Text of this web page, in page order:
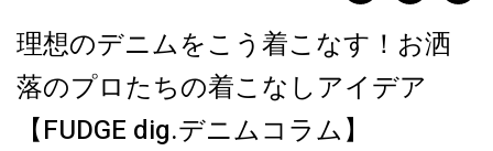
理想のデニムをこう着こなす！お洒
落のプロたちの着こなしアイデア
【FUDGE dig.デニムコラム】